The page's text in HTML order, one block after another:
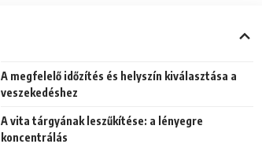
A megfelelő időzítés és helyszín kiválasztása a
veszekedéshez
A vita tárgyának leszűkítése: a lényegre
koncentrálás